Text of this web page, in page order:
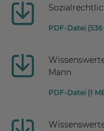
PDF-Datei (536
Mann
PDF-Datei (1